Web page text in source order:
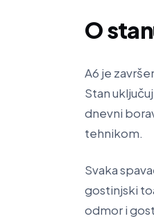
O
A6 je
Stan
dnevni
tehnikom.
Svaka
gostinjski
odmor i